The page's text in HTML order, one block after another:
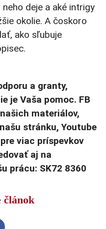
deje a aké intrigy
okolie. A čoskoro
ako sľubuje
a granty,
je Vaša pomoc. FB
materiálov,
stránku, Youtube
viac príspevkov
aj na
prácu: SK72 8360